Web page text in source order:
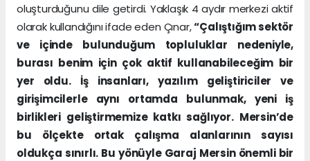
oluşturduğunu dile getirdi. Yaklaşık 4 aydır merkezi aktif
olarak kullandığını ifade eden Çınar,“Çalıştığım sektör
ve içinde bulunduğum topluluklar nedeniyle,
burası benim için çok aktif kullanabileceğim bir
yer oldu. İş insanları, yazılım geliştiriciler ve
girişimcilerle aynı ortamda bulunmak, yeni iş
birlikleri geliştirmemize katkı sağlıyor. Mersin’de
bu ölçekte ortak çalışma alanlarının sayısı
oldukça sınırlı. Bu yönüyle Garaj Mersin önemli bir